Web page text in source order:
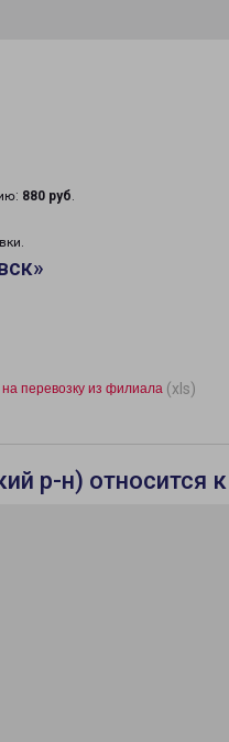
880 руб.
перевозку из филиала (xls)
р-н) относится